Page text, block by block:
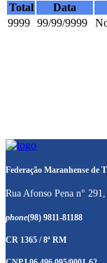
Total
Data
9999 99/99/9999
Federação Maranhense de
Rua Afonso Pena n°
phone(98) 9811-81188
CR 1365 / 8ª RM